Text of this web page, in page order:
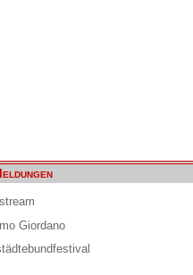
Giordano